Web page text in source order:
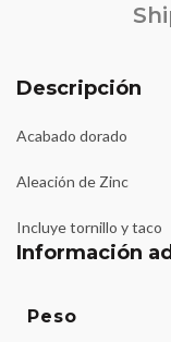
Descripción
Acabado dorado
Aleación de Zinc
Incluye tornillo y taco
Información
Peso